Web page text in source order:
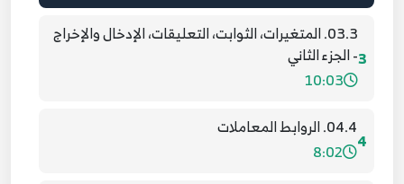
3
03.3. المتغيرات، الثوابت، التعليقات، الإدخال والإخراج
- الجزء الثاني
10:03
4
04.4. الروابط المعاملات
8:02